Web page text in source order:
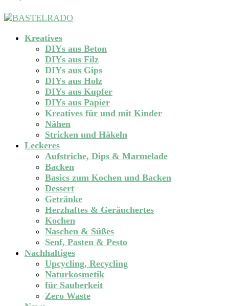
Kreatives
DIYs aus Beton
DIYs aus Filz
DIYs aus Gips
DIYs aus Holz
DIYs aus Kupfer
DIYs aus Papier
Kreatives für und mit Kinder
Nähen
Stricken und Häkeln
Leckeres
Aufstriche, Dips & Marmelade
Backen
Basics zum Kochen und Backen
Dessert
Getränke
Herzhaftes & Geräuchertes
Kochen
Naschen & Süßes
Senf, Pasten & Pesto
Nachhaltiges
Upcycling, Recycling
Naturkosmetik
für Sauberkeit
Zero Waste